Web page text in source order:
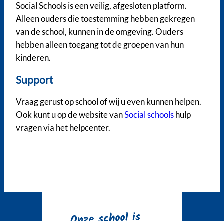
Social Schools is een veilig, afgesloten platform.
Alleen ouders die toestemming hebben gekregen
van de school, kunnen in de omgeving. Ouders
hebben alleen toegang tot de groepen van hun
kinderen.
Support
Vraag gerust op school of wij u even kunnen helpen.
Ook kunt u op de website vanSocial schoolshulp
vragen via het helpcenter.